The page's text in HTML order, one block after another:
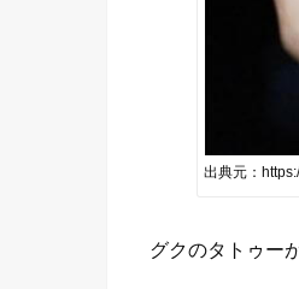
出典元：
グクのタトゥー